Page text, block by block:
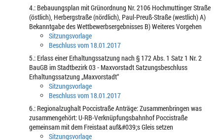
4.: Bebauungsplan mit Grünordnung Nr. 2106 Hochmuttinger Straße
(östlich), Herbergstraße (nördlich), Paul-Preuß-Straße (westlich) A)
Bekanntgabe des Wettbewerbsergebnisses B) Weiteres Vorgehen
Sitzungsvorlage
Beschluss vom 18.01.2017
5.: Erlass einer Erhaltungssatzung nach § 172 Abs. 1 Satz 1 Nr. 2
BauGB im Stadtbezirk 03 - Maxvorstadt Satzungsbeschluss
Erhaltungssatzung „Maxvorstadt“
Sitzungsvorlage
Beschluss vom 18.01.2017
6.: Regionalzughalt Poccistraße Anträge: Zusammenbringen was
zusammengehört: U-RB-Verknüpfungsbahnhof Poccistraße
gemeinsam mit dem Freistaat auf&#039;s Gleis setzen
Sitzungsvorlage